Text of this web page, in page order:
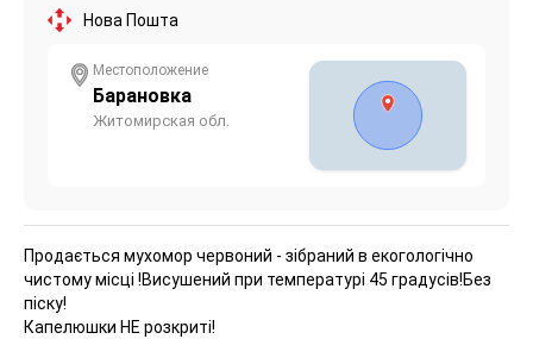
Нова Пошта
Местоположение
Барановка
Житомирская обл.
Продається мухомор червоний - зібраний в екогологічно
чистому місці !Висушений при температурі 45 градусів!Без
піску!
Капелюшки НЕ розкриті!